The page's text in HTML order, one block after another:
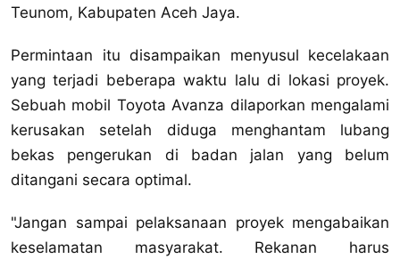
Teunom, Kabupaten Aceh Jaya.
Permintaan itu disampaikan menyusul kecelakaan
yang terjadi beberapa waktu lalu di lokasi proyek.
Sebuah mobil Toyota Avanza dilaporkan mengalami
kerusakan setelah diduga menghantam lubang
bekas pengerukan di badan jalan yang belum
ditangani secara optimal.
"Jangan sampai pelaksanaan proyek mengabaikan
keselamatan masyarakat. Rekanan harus